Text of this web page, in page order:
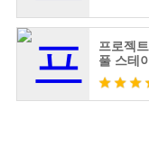
프로젝
풀 스테
츠네 미